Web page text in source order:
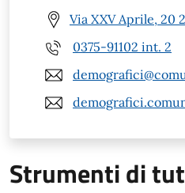
Via XXV Aprile, 20
0375-91102 int. 2
Strumenti di